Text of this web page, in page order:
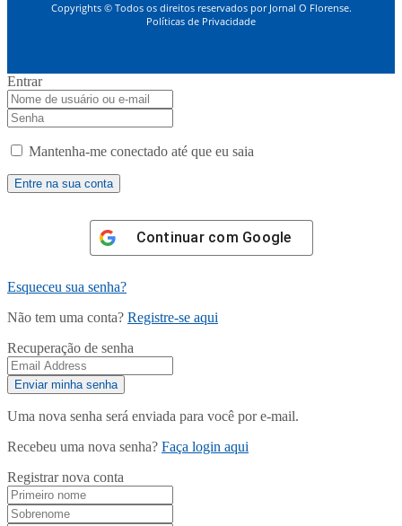
Copyrights © Todos os direitos reservados por Jornal O Florense.
Políticas de Privacidade
Entrar
Mantenha-me conectado até que eu saia
Continuar com Google
Esqueceu sua senha?
Não tem uma conta? Registre-se aqui
Recuperação de senha
Uma nova senha será enviada para você por e-mail.
Recebeu uma nova senha? Faça login aqui
Registrar nova conta